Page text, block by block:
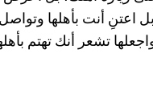
اعتنِ أنت بأهلها
تشعر أنك تهتم